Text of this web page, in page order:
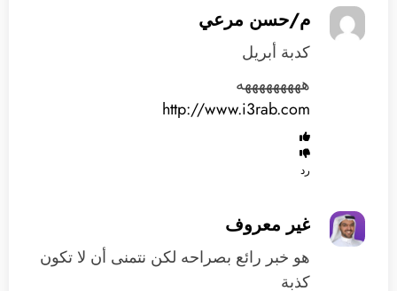
م/حسن مرعي
كدبة أبريل
هههههههههه
http://www.i3rab.com
رد
غير معروف
هو خبر رائع بصراحه لكن نتمنى أن لا تكون
كذبة